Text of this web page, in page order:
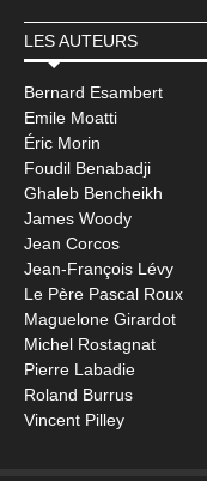
LES AUTEURS
Bernard Esambert
Emile Moatti
Éric Morin
Foudil Benabadji
Ghaleb Bencheikh
James Woody
Jean Corcos
Jean-François Lévy
Le Père Pascal Roux
Maguelone Girardot
Michel Rostagnat
Pierre Labadie
Roland Burrus
Vincent Pilley